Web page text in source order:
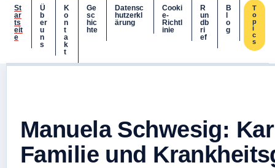
St
ar
ts
eit
e
Ü
b
er
u
n
s
K
o
n
t
a
k
t
Ge
sc
hic
hte
Datensc
hutzerkl
ärung
Cooki
e-
Richtl
inie
R
un
db
ri
ef
B
o
g
T
o
p
i
c
s
Manuela Schwesig:
Familie und